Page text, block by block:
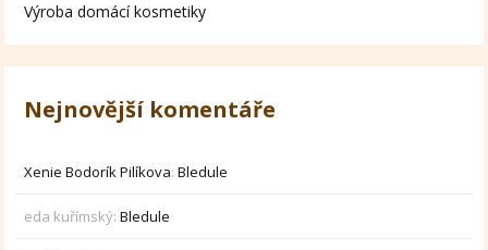
Výroba domácí kosmetiky
Nejnovější komentáře
Xenie Bodorík Pilíkova:Bledule
eda kuřímský:Bledule